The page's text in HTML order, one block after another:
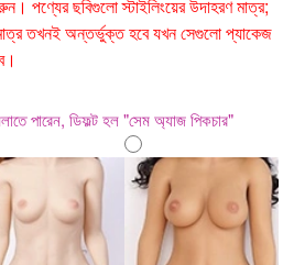
পণ্যের ছবিগুলো স্টাইলিংয়ের উদাহরণ মাত্র;
তখনই অন্তর্ভুক্ত হবে যখন সেগুলো প্যাকেজ
পারেন, ডিফল্ট হল "সেম অ্যাজ পিকচার"